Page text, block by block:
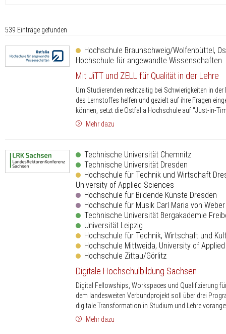
539 Einträge gefunden
Hochschule Braunschweig/Wolfenbüttel,
Hochschule für angewandte Wissenschaften
Mit JiTT und ZELL für Qualität in der Lehre
Um Studierenden rechtzeitig bei Schwierigkeiten in
des Lernstoffes helfen und gezielt auf ihre Fragen
können, setzt die Ostfalia Hochschule auf "Just-in-
Mehr dazu
Technische Universität Chemnitz
Technische Universität Dresden
Hochschule für Technik und Wirtschaft
University of Applied Sciences
Hochschule für Bildende Künste Dresden
Hochschule für Musik Carl Maria von
Technische Universität Bergakademie
Universität Leipzig
Hochschule für Technik, Wirtschaft und
Hochschule Mittweida, University of
Hochschule Zittau/Görlitz
Digitale Hochschulbildung Sachsen
Digital Fellowships, Workspaces und Qualifizierung
dem landesweiten Verbundprojekt soll über drei
digitale Transformation in Studium und Lehre
Mehr dazu